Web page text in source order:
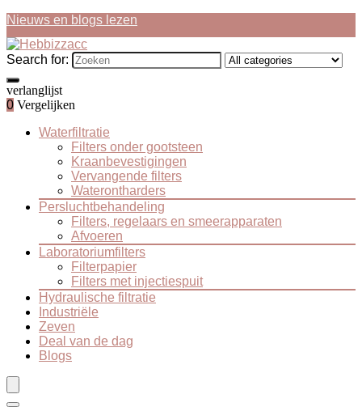
Nieuws en blogs lezen
Search for:
verlanglijst
0 Vergelijken
Waterfiltratie
Filters onder gootsteen
Kraanbevestigingen
Vervangende filters
Waterontharders
Persluchtbehandeling
Filters, regelaars en smeerapparaten
Afvoeren
Laboratoriumfilters
Filterpapier
Filters met injectiespuit
Hydraulische filtratie
Industriële
Zeven
Deal van de dag
Blogs